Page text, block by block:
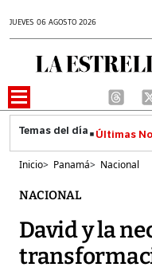
JUEVES 06 AGOSTO 2026
Últimas
Inicio> Panamá> Nacional
NACIONAL
David y la